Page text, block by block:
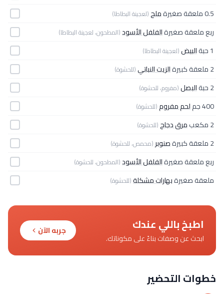
0.5 ملعقة صغيرة ملح(لعجينة البطاطا)
ربع ملعقة صغيرةالفلفل الأسود(المطحون، لعجينة البطاطا)
1 حبة البيض(لعجينة البطاطا)
2 ملعقة كبيرة الزيت النباتي (للحشوة)
2 حبة البصل(مفروم، للحشوة)
400 جم لحم مفروم(للحشوة)
2 مكعب مرق دجاج(للحشوة)
2 ملعقة كبيرة صنوبر (محمص، للحشوة)
ربع ملعقة صغيرةالفلفل الأسود(المطحون، للحشوة)
ملعقة صغيرةبهارات مشكلة(للحشوة)
اطبخ باللي عندك
ابحث عن وصفات بناءً على مكوناتك.
جربه الآن
خطوات التحضير